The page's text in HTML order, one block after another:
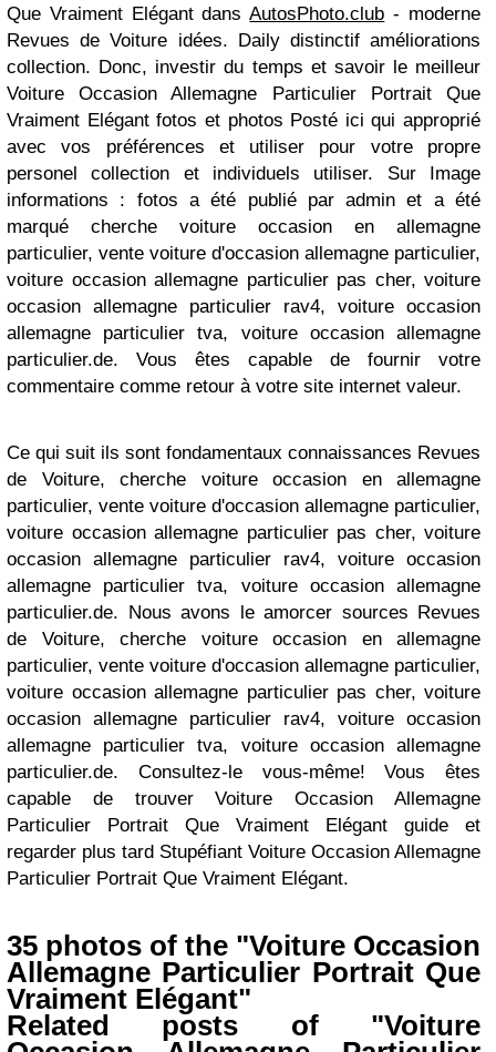
Que Vraiment Elégant dansAutosPhoto.club - moderne
Revues de Voiture idées. Daily distinctif améliorations
collection. Donc, investir du temps et savoir le meilleur
Voiture Occasion Allemagne Particulier Portrait Que
Vraiment Elégant fotos et photos Posté ici qui approprié
avec vos préférences et utiliser pour votre propre
personel collection et individuels utiliser. Sur Image
informations : fotos a été publié par admin et a été
marqué cherche voiture occasion en allemagne
particulier, vente voiture d'occasion allemagne particulier,
voiture occasion allemagne particulier pas cher, voiture
occasion allemagne particulier rav4, voiture occasion
allemagne particulier tva, voiture occasion allemagne
particulier.de. Vous êtes capable de fournir votre
commentaire comme retour à votre site internet valeur.
Ce qui suit ils sont fondamentaux connaissances Revues
de Voiture, cherche voiture occasion en allemagne
particulier, vente voiture d'occasion allemagne particulier,
voiture occasion allemagne particulier pas cher, voiture
occasion allemagne particulier rav4, voiture occasion
allemagne particulier tva, voiture occasion allemagne
particulier.de. Nous avons le amorcer sources Revues
de Voiture, cherche voiture occasion en allemagne
particulier, vente voiture d'occasion allemagne particulier,
voiture occasion allemagne particulier pas cher, voiture
occasion allemagne particulier rav4, voiture occasion
allemagne particulier tva, voiture occasion allemagne
particulier.de. Consultez-le vous-même! Vous êtes
capable de trouver Voiture Occasion Allemagne
Particulier Portrait Que Vraiment Elégant guide et
regarder plus tard Stupéfiant Voiture Occasion Allemagne
Particulier Portrait Que Vraiment Elégant.
35 photos of the "Voiture Occasion
Allemagne Particulier Portrait Que
Vraiment Elégant"
Related posts of "Voiture